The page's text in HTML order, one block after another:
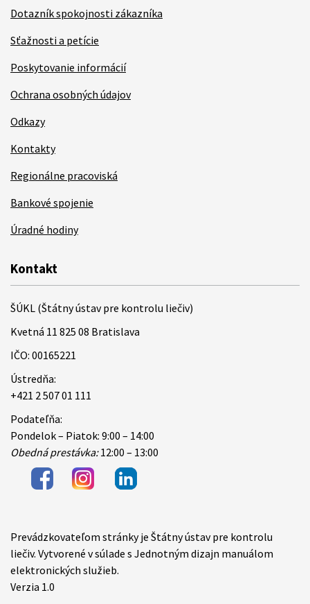
Dotazník spokojnosti zákazníka
Sťažnosti a petície
Poskytovanie informácií
Ochrana osobných údajov
Odkazy
Kontakty
Regionálne pracoviská
Bankové spojenie
Úradné hodiny
Kontakt
ŠÚKL (Štátny ústav pre kontrolu liečiv)
Kvetná 11 825 08 Bratislava
IČO: 00165221
Ústredňa:
+421 2 507 01 111
Podateľňa:
Pondelok – Piatok: 9:00 – 14:00
Obedná prestávka:12:00 – 13:00
Items
Prevádzkovateľom stránky je Štátny ústav pre kontrolu
liečiv. Vytvorené v súlade s Jednotným dizajn manuálom
elektronických služieb.
Verzia 1.0